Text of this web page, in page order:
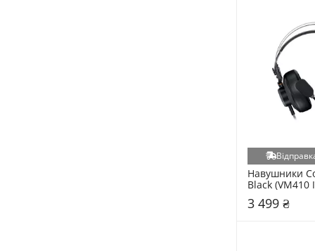
Навушники
Black (VM410
3 499 ₴